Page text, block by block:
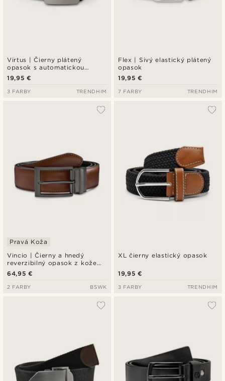
Virtus | Čierny plátený
opasok s automatickou
prackou
19,95 €
3 FARBY TRENDHIM
Flex | Sivý elastický plátený
opasok
19,95 €
7 FARBY TRENDHIM
Vincio | Čierny a hnedý
reverzibilný opasok z kože
full-grain
Pravá Koža
64,95 €
2 FARBY BSWK
XL čierny elastický opasok
19,95 €
3 FARBY TRENDHIM